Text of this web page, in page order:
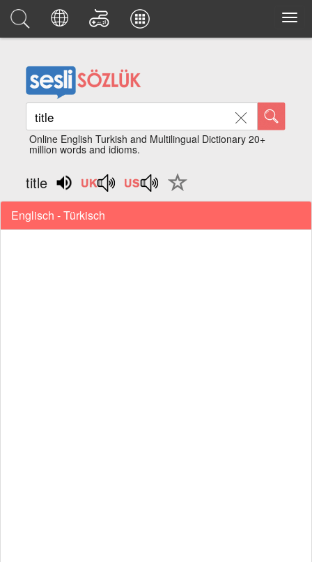
Online English Turkish and Multilingual Dictionary 20+
million words and idioms.
title
Englisch - Türkisch